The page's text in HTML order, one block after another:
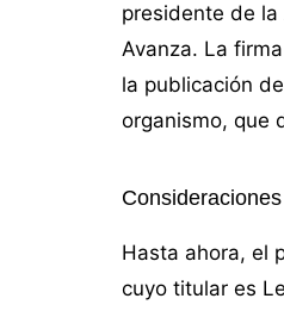
presidente de
Avanza. La
la publicación
organismo, que
Hasta ahora, el
cuyo titular es